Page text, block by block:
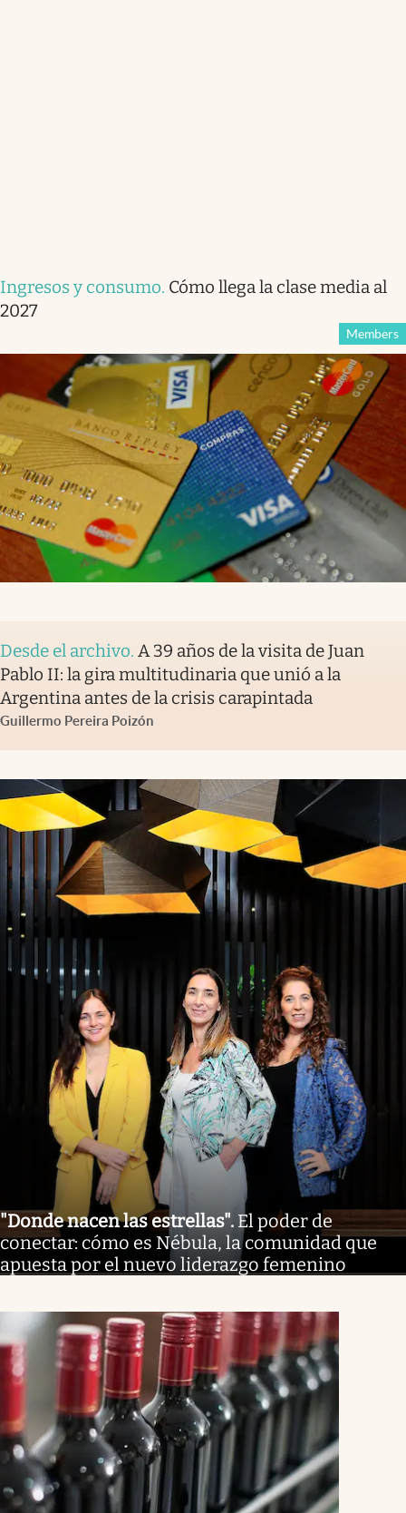
Ingresos y consumo. Cómo llega la clase media al
2027
Members
Desde el archivo. A 39 años de la visita de Juan
Pablo II: la gira multitudinaria que unió a la
Argentina antes de la crisis carapintada
Guillermo Pereira Poizón
"Donde nacen las estrellas". El poder de
conectar: cómo es Nébula, la comunidad que
apuesta por el nuevo liderazgo femenino